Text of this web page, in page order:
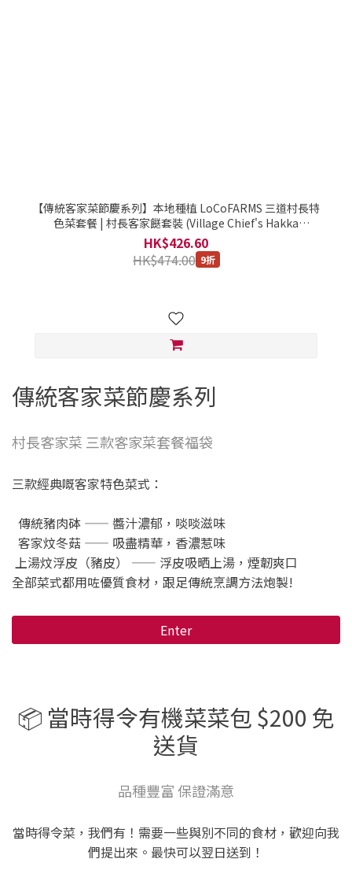
【傳統客家菜節慶系列】本地種植 LoCoFARMS 三道村長特
色菜套餐 | 村長客家餸套裝 (Village Chief's Hakka
Delights: Three-Dish Set) / 本地種植。本地製造 / 精選套
餐 2.3千克
HK$426.60
HK$474.00 9折
傳統客家菜節慶系列
村長客家菜 三款客家菜套餐福袋
三款經典嘅客家特色菜式：
傳統豬肉砵 —— 醬汁濃郁，啖啖滋味
客家炆冬菇 —— 吸盡精華，香濃惹味
上湯炆浮皮（豬皮） —— 浮皮吸晒上湯，煙韌爽口
全部菜式都用咗優質食材，跟足傳統烹調方法炮製!
Enter
📦 當時得令有機菜菜包 $200 免
送貨
品種豐富 保證滿意
當時得令菜，我們有！需要一些與別不同的食材，歡迎向我
們提出來。最快可以翌日送到！